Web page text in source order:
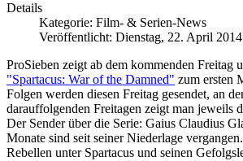
Details
Kategorie: Film- & Serien-News
Veröffentlicht: Dienstag, 22. April
ProSieben zeigt ab dem kommenden Freitag
"Spartacus: War of the Damned" zum ersten
Folgen werden diesen Freitag gesendet, an
darauffolgenden Freitagen zeigt man jeweils
Der Sender über die Serie: Gaius Claudius
Monate sind seit seiner Niederlage
Rebellen unter Spartacus und seinen